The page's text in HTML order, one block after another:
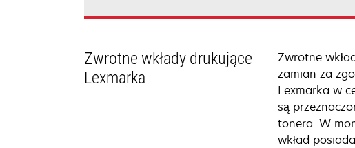
Zwrotne wkłady drukujące
Lexmarka
Zwrotne
zamian za
Lexmarka w
są
tonera. W
wkład